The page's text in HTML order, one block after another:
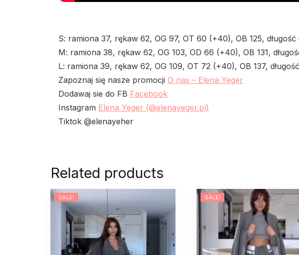
S: ramiona 37, rękaw 62, OG 97, OT 60 (+40), OB 125,
M: ramiona 38, rękaw 62, OG 103, OD 66 (+40), OB 131,
L: ramiona 39, rękaw 62, OG 109, OT 72 (+40), OB 137,
Zapoznaj się nasze promocji O nas – Elena Yeger
Dodawaj sie do FB Facebook
Instagram Elena Yeger (@elenayeger.pl)
Tiktok @elenayeher
Related products
SALE! SALE!